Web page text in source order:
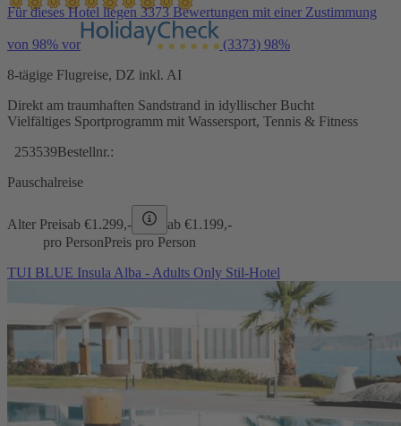
Für dieses Hotel liegen 3373 Bewertungen mit einer Zustimmung
von 98% vor (3373) 98%
8-tägige Flugreise, DZ inkl. AI
Direkt am traumhaften Sandstrand in idyllischer Bucht
Vielfältiges Sportprogramm mit Wassersport, Tennis & Fitness
253539Bestellnr.:
Pauschalreise
Alter Preisab €1.299,- ab €1.199,-
pro PersonPreis pro Person
TUI BLUE Insula Alba - Adults Only Stil-Hotel